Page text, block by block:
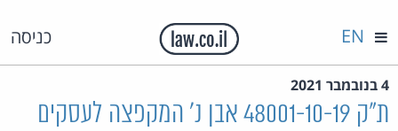
כניסה EN
4 בנובמבר 2021
ת"ק 48001-10-19 אבן נ' המקפצה לעסקים